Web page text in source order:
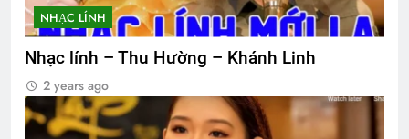
NHẠC LÍNH
Nhạc lính – Thu Hường – Khánh Linh
2 years ago